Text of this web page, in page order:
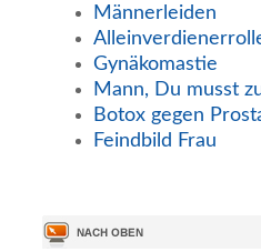
Männerleiden
Gynäkomastie
Mann, Du musst
Botox gegen
Feindbild Frau